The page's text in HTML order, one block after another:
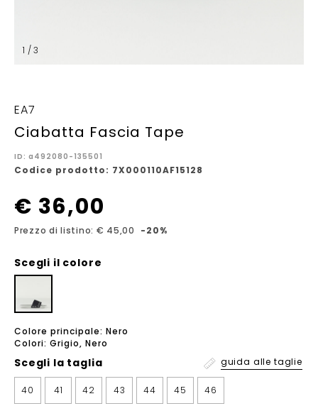
1 / 3
EA7
Ciabatta Fascia Tape
ID: a492080-135501
Codice prodotto: 7X000110AF15128
€ 36,00
Prezzo di listino: € 45,00 -20%
Scegli il colore
Colore principale: Nero
Colori: Grigio, Nero
Scegli la taglia guida alle taglie
40 41 42 43 44 45 46